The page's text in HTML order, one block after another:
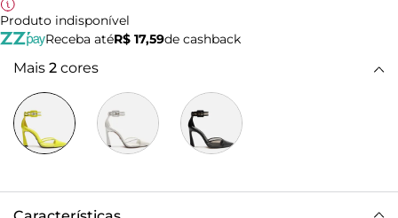
Produto indisponível
Receba atéR$ 17,59de cashback
Mais 2 cores